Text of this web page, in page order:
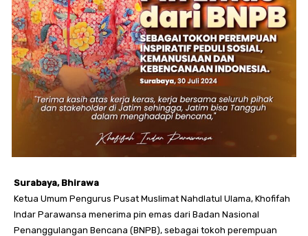
Surabaya, Bhirawa
Ketua Umum Pengurus Pusat Muslimat Nahdlatul Ulama, Khofifah
Indar Parawansa menerima pin emas dari Badan Nasional
Penanggulangan Bencana (BNPB), sebagai tokoh perempuan